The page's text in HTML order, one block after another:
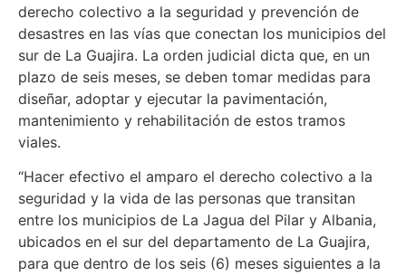
derecho colectivo a la seguridad y prevención de
desastres en las vías que conectan los municipios del
sur de La Guajira. La orden judicial dicta que, en un
plazo de seis meses, se deben tomar medidas para
diseñar, adoptar y ejecutar la pavimentación,
mantenimiento y rehabilitación de estos tramos
viales.
“Hacer efectivo el amparo el derecho colectivo a la
seguridad y la vida de las personas que transitan
entre los municipios de La Jagua del Pilar y Albania,
ubicados en el sur del departamento de La Guajira,
para que dentro de los seis (6) meses siguientes a la